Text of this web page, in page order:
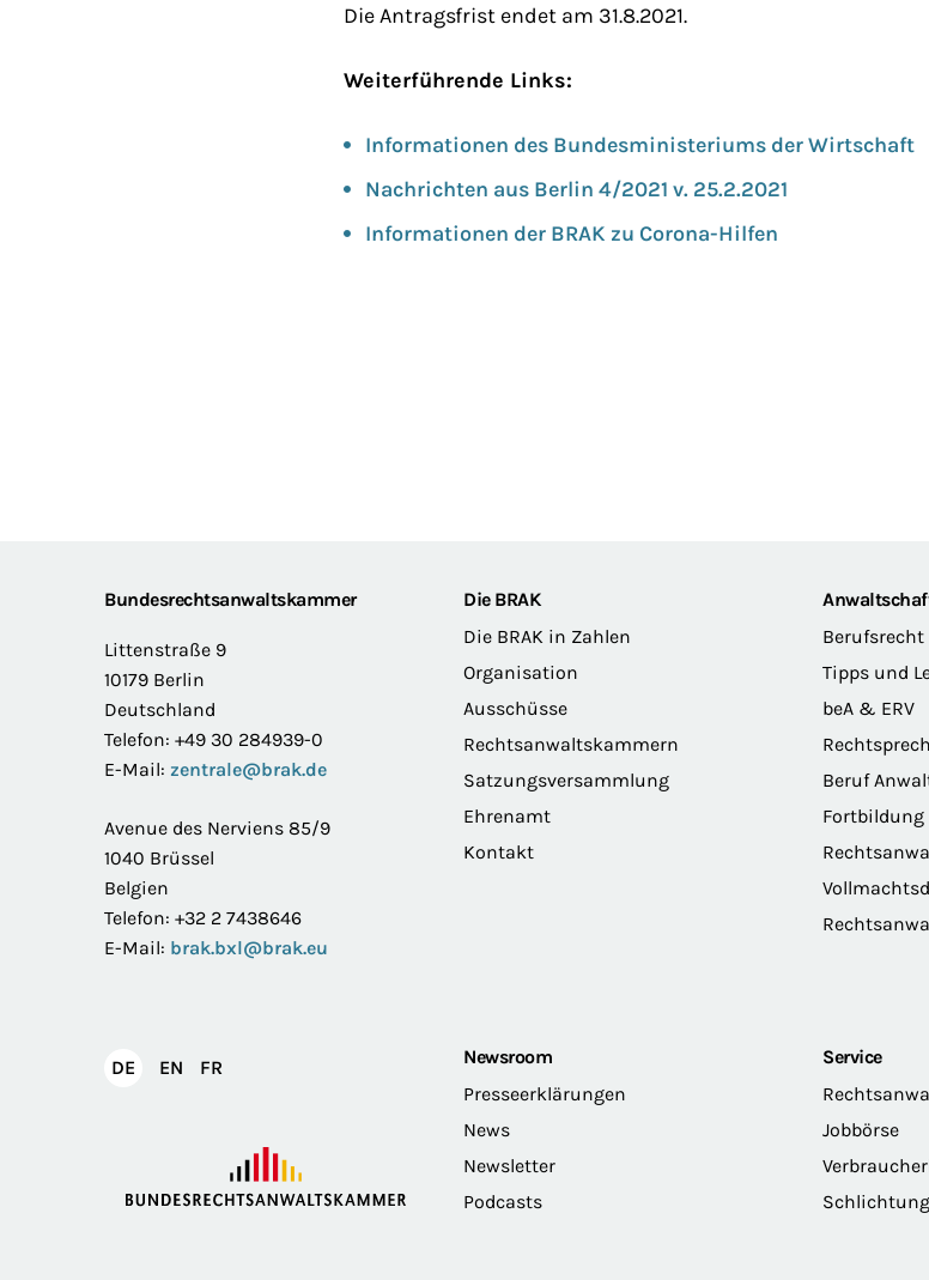
Die Antragsfrist endet am 31.8.2021.
Weiterführende Links:
Informationen des Bundesministeriums der Wirtschaft
Nachrichten aus Berlin 4/2021 v. 25.2.2021
Informationen der BRAK zu Corona-Hilfen
FooterBundesrechtsanwaltskammer
Littenstraße 9
10179 Berlin
Deutschland
Telefon: +49 30 284939-0
E-Mail: zentrale@brak.de
Avenue des Nerviens 85/9
1040 Brüssel
Belgien
Telefon: +32 2 7438646
E-Mail: brak.bxl@brak.eu
Die BRAK
Die BRAK in Zahlen
Organisation
Ausschüsse
Rechtsanwaltskammern
Satzungsversammlung
Ehrenamt
Kontakt
Berufsrecht
Tipps und
beA & ERV
Beruf
Fortbildung
DEDeutsch
EN English
FR
Newsroom
Presseerklärungen
News
Newsletter
Podcasts
Service
Jobbörse